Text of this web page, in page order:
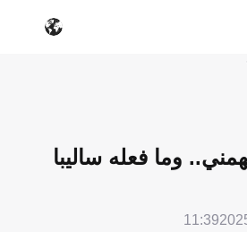
وما فعله ساليبا
11:39